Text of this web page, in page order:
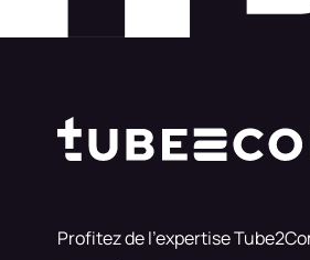
Profitez de l’expertise